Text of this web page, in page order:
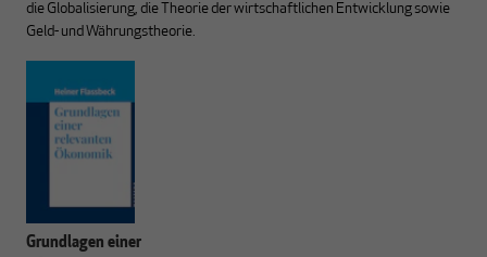
die Globalisierung, die Theorie der wirtschaftlichen Entwicklung sowie
Geld- und Währungstheorie.
Grundlagen einer